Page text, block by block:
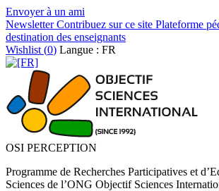
Envoyer à un ami
NewsletterContribuez sur ce site Plateforme
destination des enseignants
Wishlist (0) Langue : FR
OSI PERCEPTION
Programme de Recherches Participatives et
Sciences de l’ONG Objectif Sciences